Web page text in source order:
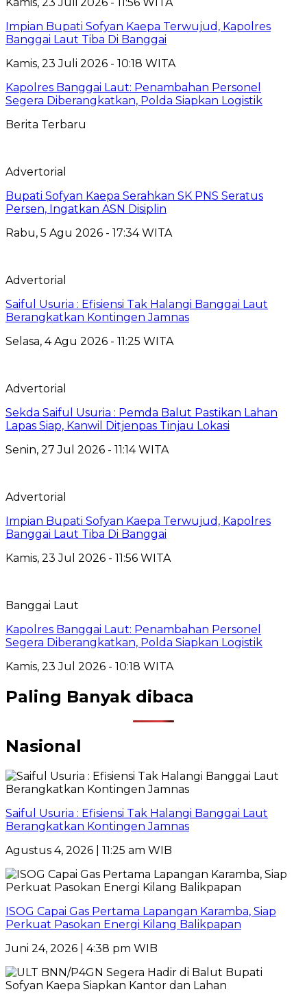
Impian Bupati Sofyan Kaepa Terwujud, Kapolres
Banggai Laut Tiba Di Banggai
Kamis, 23 Juli 2026 - 10:18 WITA
Kapolres Banggai Laut: Penambahan Personel
Segera Diberangkatkan, Polda Siapkan Logistik
Berita Terbaru
Advertorial
Bupati Sofyan Kaepa Serahkan SK PNS Seratus
Persen, Ingatkan ASN Disiplin
Rabu, 5 Agu 2026 - 17:34 WITA
Advertorial
Saiful Usuria : Efisiensi Tak Halangi Banggai Laut
Berangkatkan Kontingen Jamnas
Selasa, 4 Agu 2026 - 11:25 WITA
Advertorial
Sekda Saiful Usuria : Pemda Balut Pastikan Lahan
Lapas Siap, Kanwil Ditjenpas Tinjau Lokasi
Senin, 27 Jul 2026 - 11:14 WITA
Advertorial
Impian Bupati Sofyan Kaepa Terwujud, Kapolres
Banggai Laut Tiba Di Banggai
Kamis, 23 Jul 2026 - 11:56 WITA
Banggai Laut
Kapolres Banggai Laut: Penambahan Personel
Segera Diberangkatkan, Polda Siapkan Logistik
Kamis, 23 Jul 2026 - 10:18 WITA
Paling Banyak dibaca
Nasional
Saiful Usuria : Efisiensi Tak Halangi Banggai Laut
Berangkatkan Kontingen Jamnas
Agustus 4, 2026 | 11:25 am WIB
ISOG Capai Gas Pertama Lapangan Karamba, Siap
Perkuat Pasokan Energi Kilang Balikpapan
Juni 24, 2026 | 4:38 pm WIB